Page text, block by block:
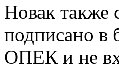
Новак также
подписано в
ОПЕК и не